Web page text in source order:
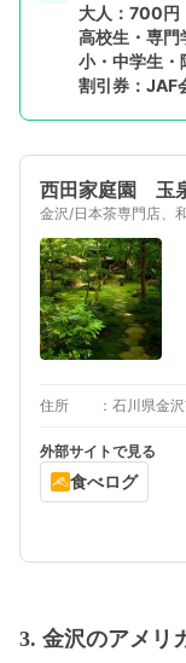
大人：700円
高校生・専門
小・中学生・
割引券：JAF
西田家庭園 玉
金沢/日本茶専門店、
住所 石川県金
外部サイトで見る
食べログ
3. 金沢のアメリ